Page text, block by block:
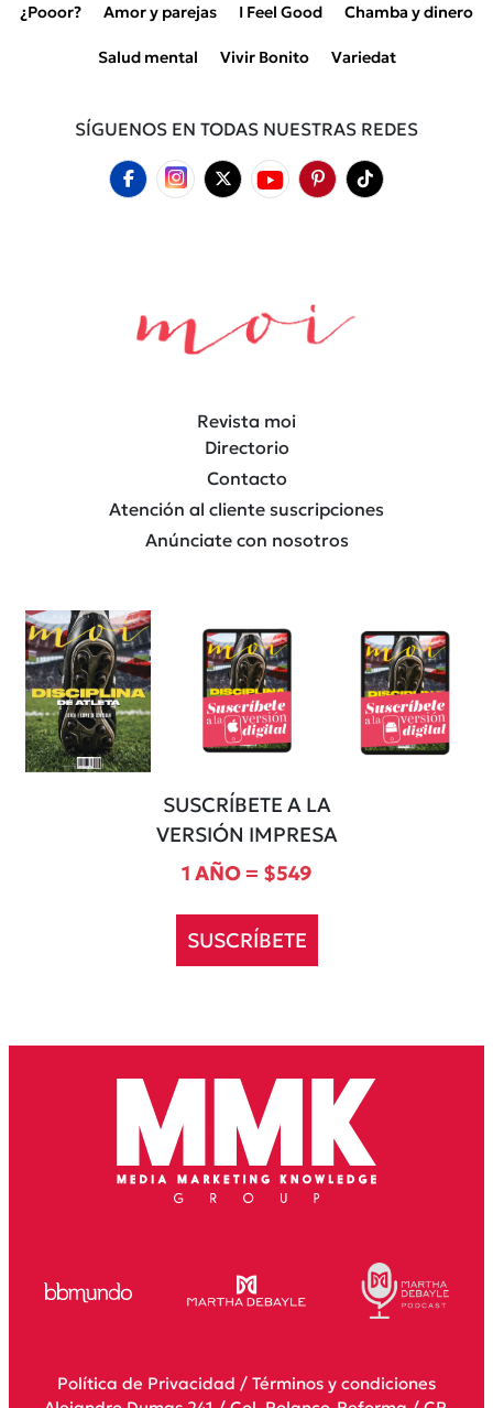
¿Pooor? Amor y parejas I Feel Good Chamba y dinero
Salud mental Vivir Bonito Variedat
SÍGUENOS EN TODAS NUESTRAS REDES
Revista moi
Directorio
Contacto
Atención al cliente suscripciones
Anúnciate con nosotros
SUSCRÍBETE A LA
VERSIÓN IMPRESA
1 AÑO = $549
SUSCRÍBETE
Política de Privacidad / Términos y condiciones